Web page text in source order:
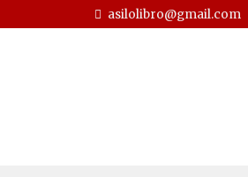
asilolibro@gmail.com